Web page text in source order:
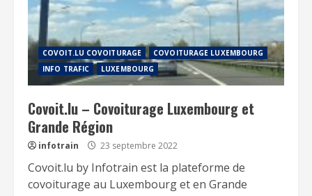
COVOIT.LU COVOITURAGE
COVOITURAGE LUXEMBOURG
INFO TRAFIC
LUXEMBOURG
Covoit.lu – Covoiturage Luxembourg et
Grande Région
infotrain 23 septembre 2022
Covoit.lu by Infotrain est la plateforme de
covoiturage au Luxembourg et en Grande